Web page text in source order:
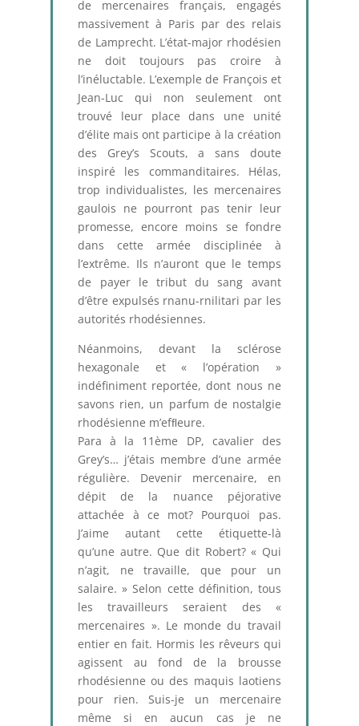
de mercenaires français, engagés
massivement à Paris par des relais
de Lamprecht. L’état-major rhodésien
ne doit toujours pas croire à
l’inéluctable. L’exemple de François et
Jean-Luc qui non seulement ont
trouvé leur place dans une unité
d’élite mais ont participe à la création
des Grey’s Scouts, a sans doute
inspiré les commanditaires. Hélas,
trop individualistes, les mercenaires
gaulois ne pourront pas tenir leur
promesse, encore moins se fondre
dans cette armée disciplinée à
l’extrême. Ils n’auront que le temps
de payer le tribut du sang avant
d’être expulsés rnanu-rnilitari par les
autorités rhodésiennes.
Néanmoins, devant la sclérose
hexagonale et « l’opération »
indéfiniment reportée, dont nous ne
savons rien, un parfum de nostalgie
rhodésienne m’efﬂeure.
Para à la 11ème DP, cavalier des
Grey’s… j’étais membre d’une armée
régulière. Devenir mercenaire, en
dépit de la nuance péjorative
attachée à ce mot? Pourquoi pas.
J’aime autant cette étiquette-là
qu’une autre. Que dit Robert? « Qui
n’agit, ne travaille, que pour un
salaire. » Selon cette définition, tous
les travailleurs seraient des «
mercenaires ». Le monde du travail
entier en fait. Hormis les rêveurs qui
agissent au fond de la brousse
rhodésienne ou des maquis laotiens
pour rien. Suis-je un mercenaire
même si en aucun cas je ne